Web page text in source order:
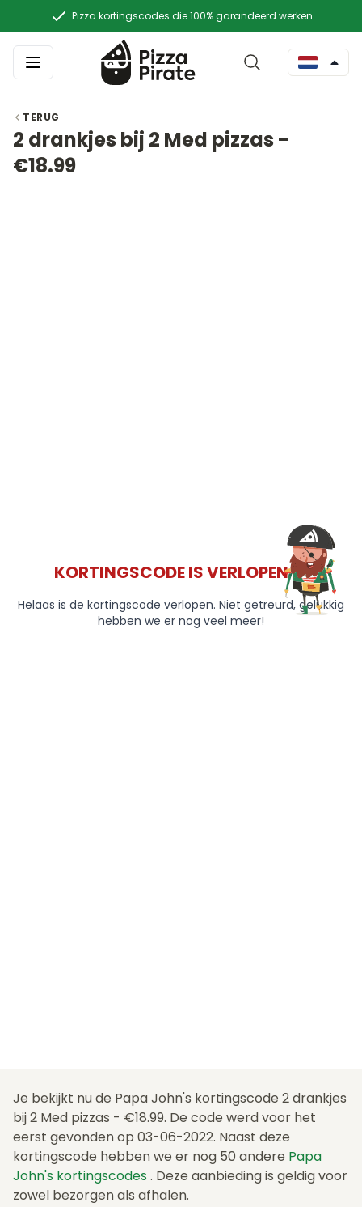
Pizza kortingscodes die 100% garandeerd werken
TERUG
2 drankjes bij 2 Med pizzas -
€18.99
KORTINGSCODE IS VERLOPEN 😞
Helaas is de kortingscode verlopen. Niet getreurd, gelukkig
hebben we er nog veel meer!
Je bekijkt nu de Papa John's kortingscode 2 drankjes
bij 2 Med pizzas - €18.99. De code werd voor het
eerst gevonden op 03-06-2022. Naast deze
kortingscode hebben we er nog 50 andere Papa
John's kortingscodes . Deze aanbieding is geldig voor
zowel bezorgen als afhalen.